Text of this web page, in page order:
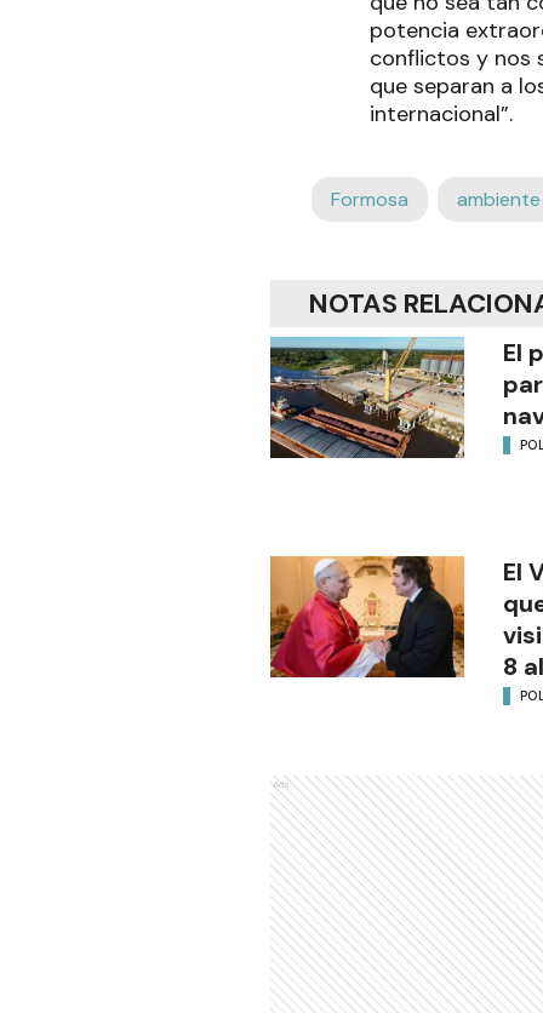
potencia
conflictos y nos
que separan a
internacional”.
Formosa ambiente
NOTAS
El
El
8
Ads